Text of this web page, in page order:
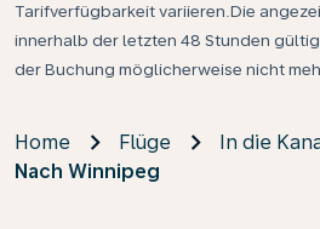
Tarifverfügbarkeit variieren.Die
innerhalb der letzten 48 Stunden
der Buchung möglicherweise nicht
Home Flüge
In die
Nach Winnipeg